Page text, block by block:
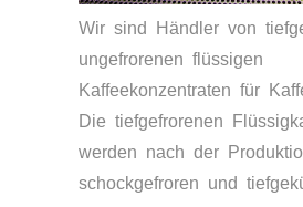
Wir sind Händler von
ungefrorenen flüssigen
Kaffeekonzentraten für
Die tiefgefrorenen
werden nach der
schockgefroren und